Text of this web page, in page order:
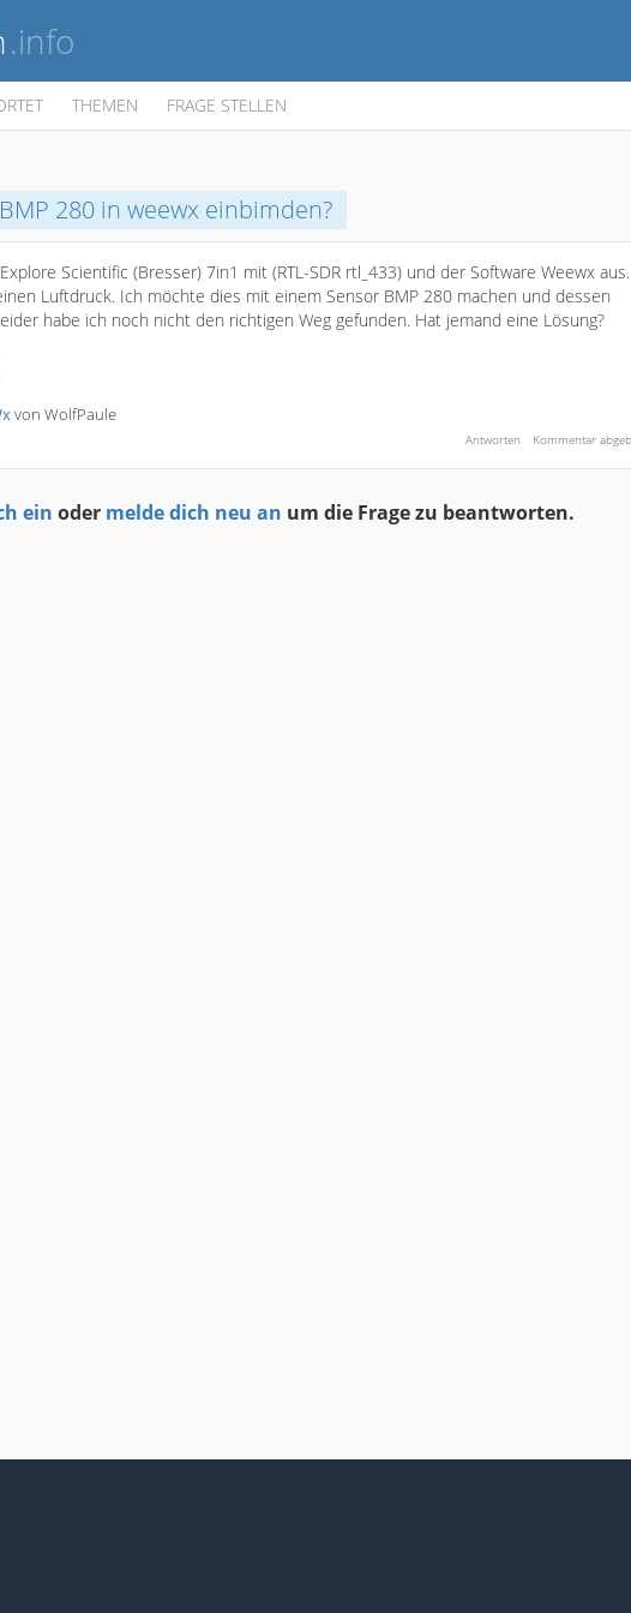
.info
THEMEN FRAGE STELLEN
280 in weewx einbimden?
Scientific (Bresser) 7in1 mit (RTL-SDR rtl_433) und der Software Weewx aus.
Luftdruck. Ich möchte dies mit einem Sensor BMP 280 machen und dessen
habe ich noch nicht den richtigen Weg gefunden. Hat jemand eine Lösung?
von WolfPaule
ein oder melde dich neu an um die Frage zu beantworten.